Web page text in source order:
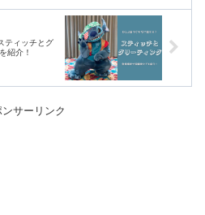
ティッチとグ
紹介！
ンサーリンク